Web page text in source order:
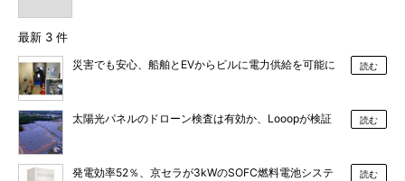
最新 3 件
災害でも安心、船舶とEVからビルに電力供給を可能に 読む
太陽光パネルのドローン検査は有効か、Looopが検証 読む
発電効率52％、京セラが3kWのSOFC燃料電池システ
読む